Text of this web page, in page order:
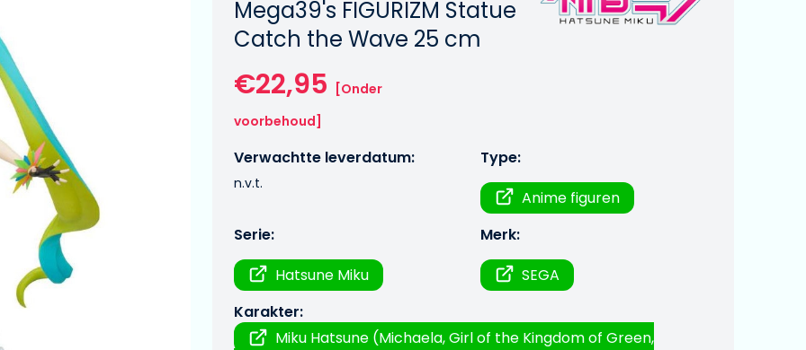
Mega39's FIGURIZM Statue
Catch the Wave 25 cm
€22,95
[Onder
voorbehoud]
Verwachtte leverdatum:
n.v.t.
Type:
Anime figuren
Serie:
Hatsune Miku
Merk:
SEGA
Karakter:
Miku Hatsune (Michaela, Girl of the Kingdom of Green,